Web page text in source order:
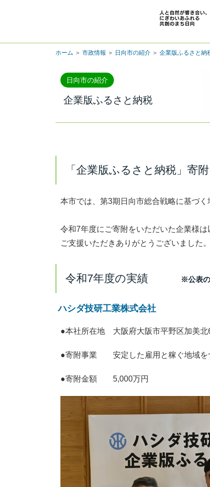
ホーム ＞ 市政情報 ＞ 日向市の紹介 ＞ 企業版ふるさと納
日向市の紹介
企業版ふるさと納税
「企業版ふるさと納税」寄
本市では、第3期日向市総合戦略に基づ
令和7年度にご寄附をいただいた企業様は
ご支援いただきありがとうございました。
令和7年度の実績 ※公表の
ハシダ技研工業株式会社
●本社所在地 大阪府大阪市平野区加美
●寄附事業 安定した雇用と稼ぐ地域を
●寄附金額 5,000万円